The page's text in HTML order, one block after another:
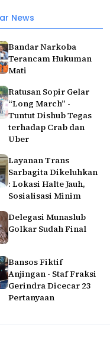
News
Bandar Narkoba
Terancam Hukuman
Mati
Ratusan Sopir Gelar
“Long March” -
Tuntut Dishub Tegas
terhadap Crab dan
Uber
Layanan Trans
Sarbagita Dikeluhkan
: Lokasi Halte Jauh,
Sosialisasi Minim
Delegasi Munaslub
Golkar Sudah Final
Bansos Fiktif
Anjingan - Staf Fraksi
Gerindra Dicecar 23
Pertanyaan